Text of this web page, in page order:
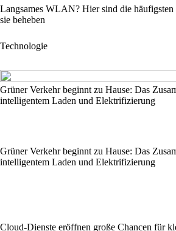
Langsames WLAN? Hier sind die
sie beheben
Technologie
Grüner Verkehr beginnt zu Hause: Das
intelligentem Laden und Elektrifizierung
Grüner Verkehr beginnt zu Hause: Das
intelligentem Laden und Elektrifizierung
Cloud-Dienste eröffnen große Chancen für